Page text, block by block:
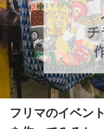
フリマのイベン